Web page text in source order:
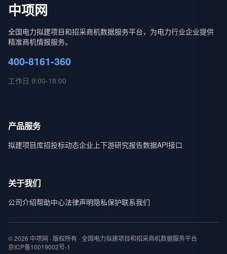
中项网
全国电力拟建项目和招采商机数据服务平台，为电力行业企业提供
精准商机情报服务。
400-8161-360
工作日 9:00-18:00
产品服务
拟建项目库招投标动态企业上下游研究报告数据API接口
关于我们
公司介绍帮助中心法律声明隐私保护联系我们
© 2026 中项网 · 版权所有 · 全国电力拟建项目和招采商机数据服务平台
京ICP备10019002号-1